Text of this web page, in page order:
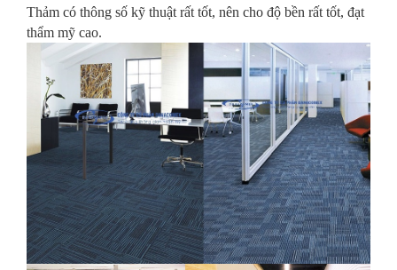
Thảm có thông số kỹ thuật rất tốt, nên cho độ bền rất tốt, đạt
thẩm mỹ cao.